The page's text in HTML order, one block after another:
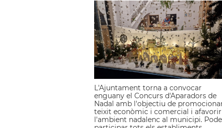
L'Ajuntament torna a convocar
enguany el Concurs d'Aparadors de
Nadal amb l'objectiu de
teixit econòmic i comercial i afavorir
l'ambient nadalenc al municipi.